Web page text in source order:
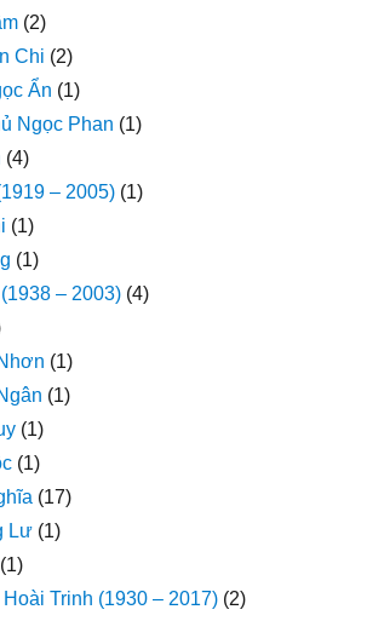
(2)
Chi (2)
Ẩn (1)
Ngọc Phan (1)
(4)
– 2005) (1)
(1)
(1)
– 2003) (4)
(1)
(1)
(1)
(1)
(17)
Lư (1)
(1)
Trinh (1930 – 2017) (2)